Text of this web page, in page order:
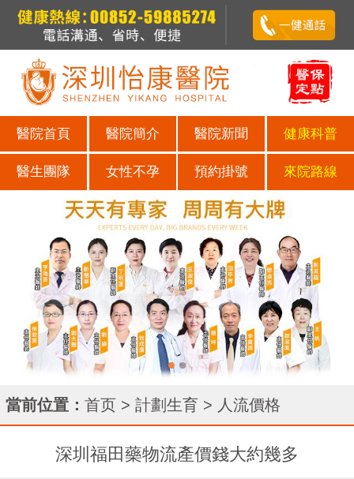
醫院首頁 醫院簡介 醫院新聞 健康科普
醫生團隊 女性不孕 預約掛號 來院路線
當前位置： 首页 > 計劃生育 > 人流價格
深圳福田藥物流產價錢大約幾多